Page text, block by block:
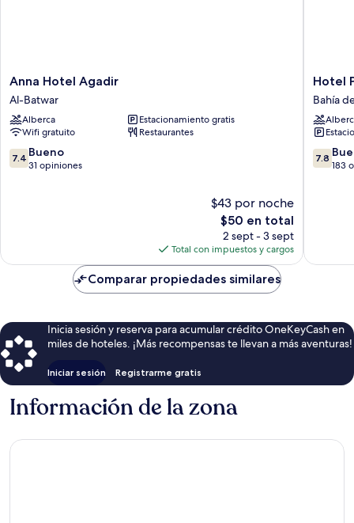
Anna
Hotel
Agadir
Al-
Batwar
Anna Hotel Agadir
Al-Batwar
Alberca
Estacionamiento gratis
Wifi gratuito
Restaurantes
7.4
de
7.4 Bueno
31 opiniones
$43 por noche
El
precio
actual
es
de
$50
$50 en total
2 sept - 3 sept
Total con impuestos y cargos
Hotel
Prestige
Agadir
Bahía
de
Agadir
Hotel
Bahía
7.8
de
7.8
183
Comparar propiedades similares
Inicia sesión y reserva para acumular crédito OneKeyCash en
miles de hoteles. ¡Más recompensas te llevan a más aventuras!
Iniciar sesión Registrarme gratis
Información de la zona